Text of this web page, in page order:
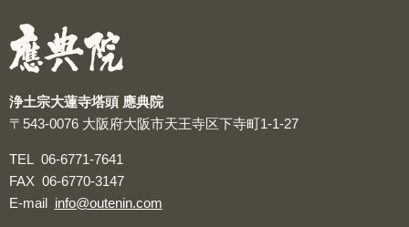
浄土宗大蓮寺塔頭 應典院
〒543-0076 大阪府大阪市天王寺区下寺町1-1-27
TEL 06-6771-7641
FAX 06-6770-3147
E-mail info@outenin.com